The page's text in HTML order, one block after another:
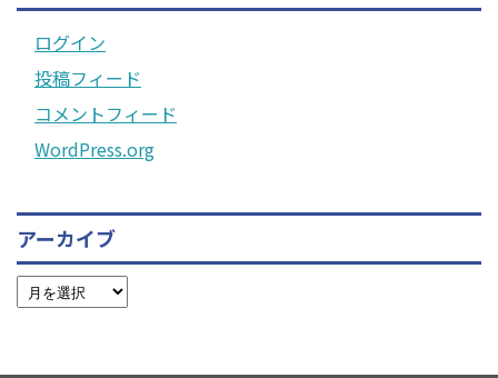
ログイン
投稿フィード
コメントフィード
WordPress.org
アーカイブ